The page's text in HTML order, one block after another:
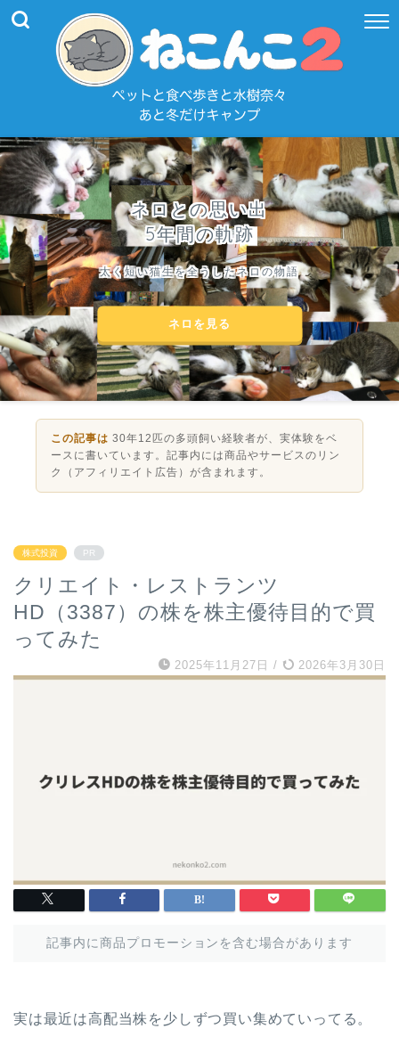
ネロとの思い出
5年間の軌跡
太く短い猫生を全うしたネロの物語
ネロを見る
この記事は 30年12匹の多頭飼い経験者が、実体験をベ
ースに書いています。記事内には商品やサービスのリン
ク（アフィリエイト広告）が含まれます。
株式投資 PR
クリエイト・レストランツ
HD（3387）の株を株主優待目的で買
ってみた
2025年11月27日 / 2026年3月30日
記事内に商品プロモーションを含む場合があります
実は最近は高配当株を少しずつ買い集めていってる。